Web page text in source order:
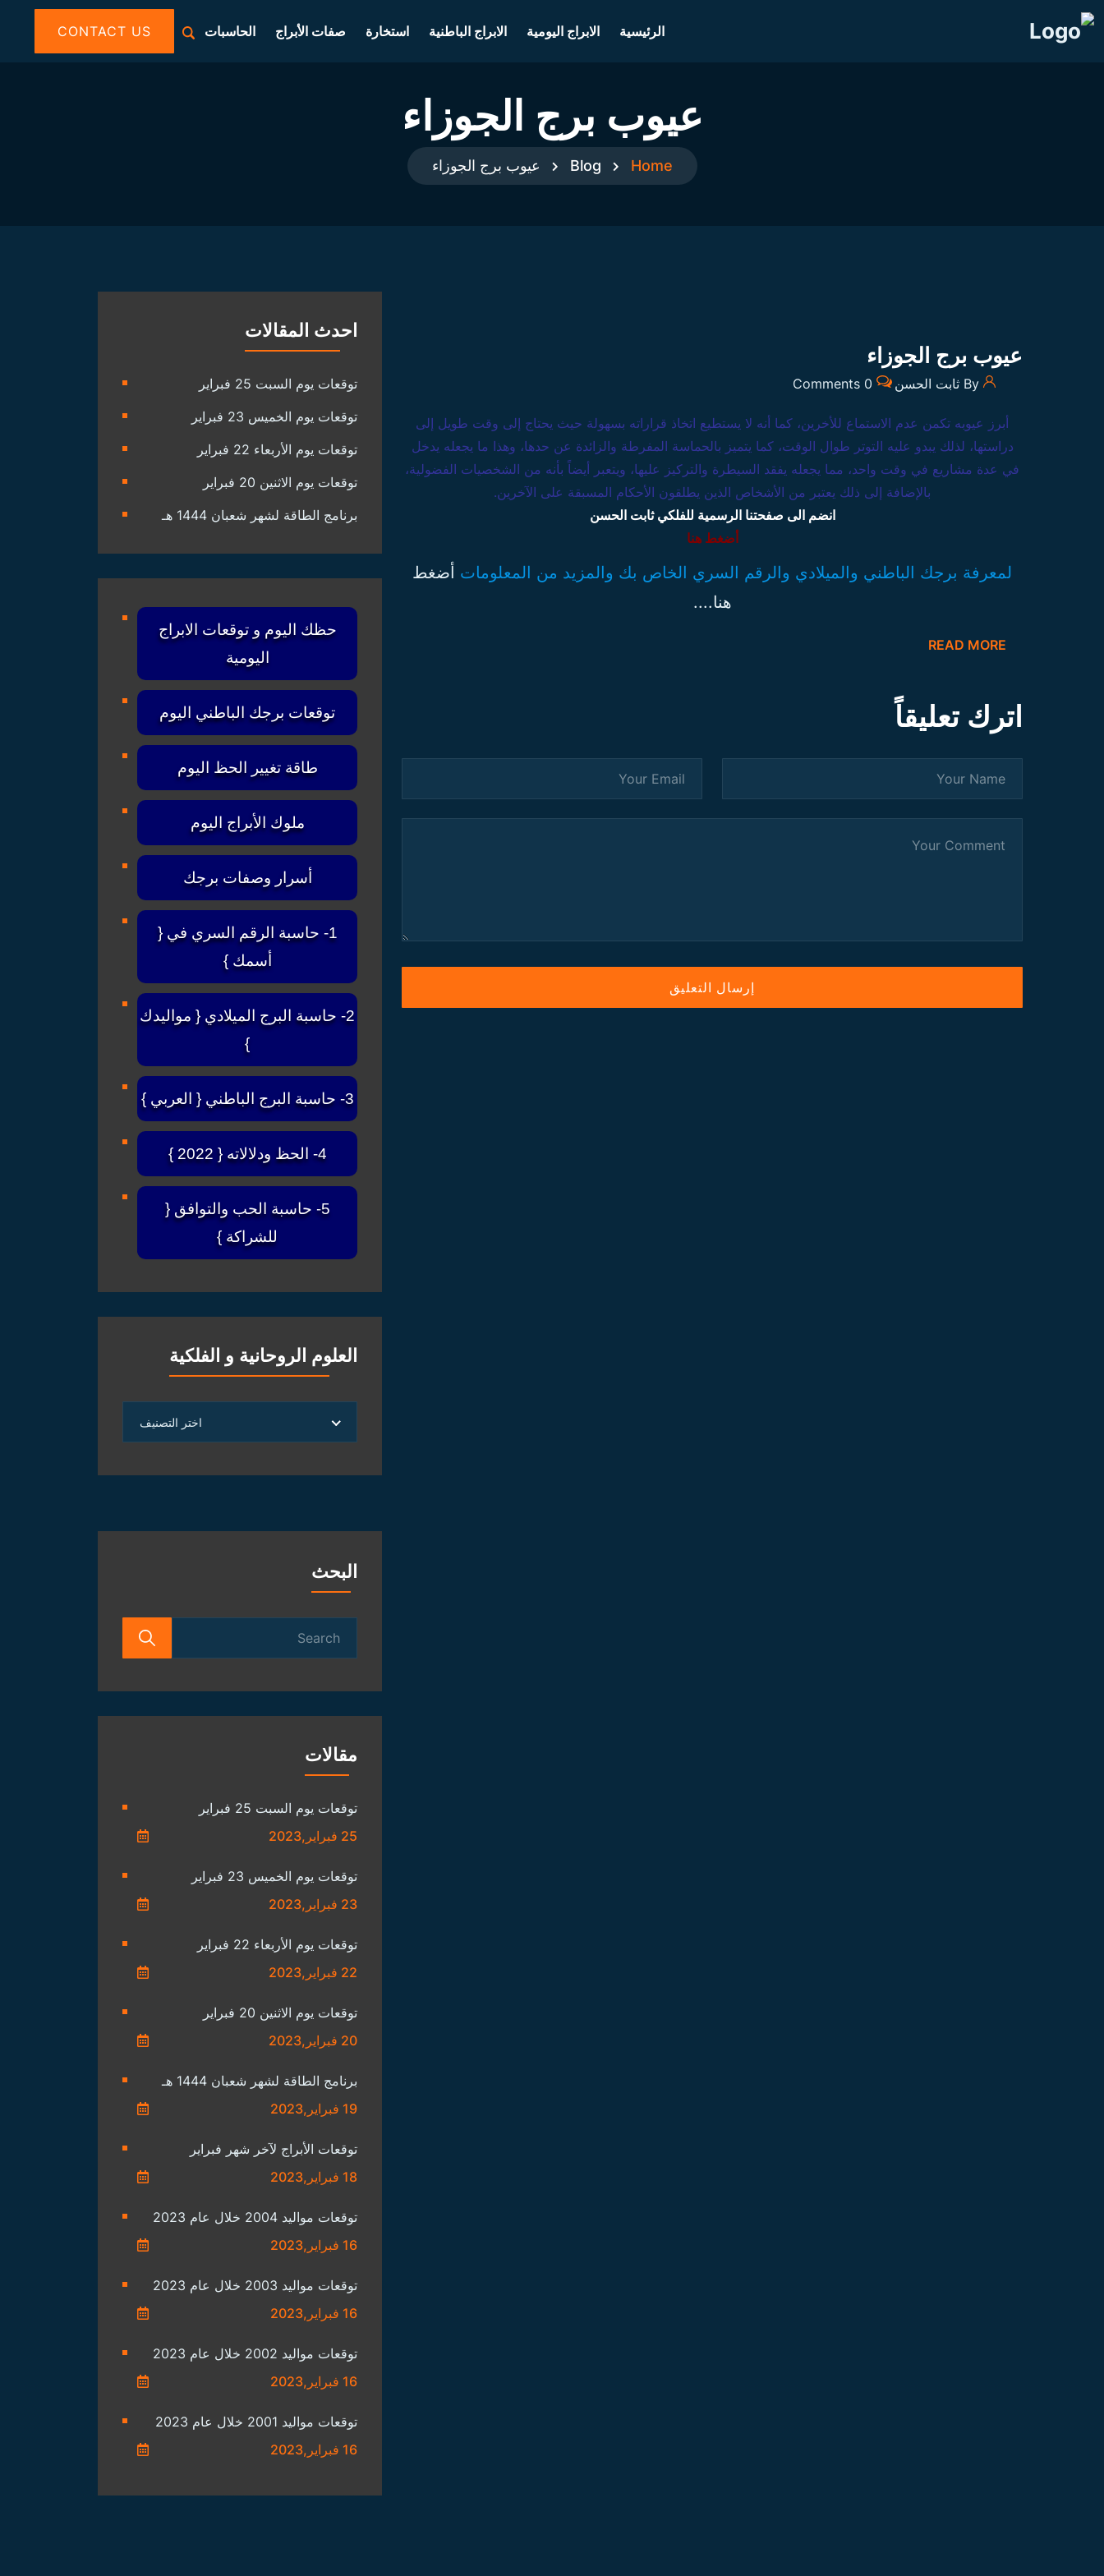
الرئيسية الابراج اليومية الابراج الباطنية استخارة صفات الأبراج الحاسبات CONTACT US
عيوب برج الجوزاء
Home
Blog عيوب برج الجوزاء
عيوب برج الجوزاء
0 Comments
أبرز عيوبه تكمن عدم الاستماع للأخرين، كما أنه لا يستطيع اتخاذ قراراته بسهولة حيث يحتاج إلى وقت طويل إلى
دراستها، لذلك يبدو عليه التوتر طوال الوقت، كما يتميز بالحماسة المفرطة والزائدة عن حدها، وهذا ما يجعله يدخل
في عدة مشاريع في وقت واحد، مما يجعله يفقد السيطرة والتركيز عليها، ويتعبر أيضاً بأنه من الشخصيات الفضولية،
بالإضافة إلى ذلك يعتبر من الأشخاص الذين يطلقون الأحكام المسبقة على الآخرين.
انضم الى صفحتنا الرسمية للفلكي ثابت الحسن
أضغط هنا
لمعرفة برجك الباطني والميلادي والرقم السري الخاص بك والمزيد من المعلومات أضغط
هنا....
READ MORE
اترك تعليقاً
احدث المقالات
توقعات يوم السبت 25 فبراير
توقعات يوم الخميس 23 فبراير
توقعات يوم الأربعاء 22 فبراير
توقعات يوم الاثنين 20 فبراير
برنامج الطاقة لشهر شعبان 1444 هـ
حظك اليوم و توقعات الابراج
اليومية
توقعات برجك الباطني اليوم
طاقة تغيير الحظ اليوم
ملوك الأبراج اليوم
أسرار وصفات برجك
1- حاسبة الرقم السري في {
أسمك }
2- حاسبة البرج الميلادي { مواليدك
}
3- حاسبة البرج الباطني { العربي }
4- الحظ ودلالاته { 2022 }
5- حاسبة الحب والتوافق {
للشراكة }
العلوم الروحانية و الفلكية
الروحانية
الفلكية
اختر التصنيف
البحث
مقالات
توقعات يوم السبت 25 فبراير
25 فبراير,2023
توقعات يوم الخميس 23 فبراير
23 فبراير,2023
توقعات يوم الأربعاء 22 فبراير
22 فبراير,2023
توقعات يوم الاثنين 20 فبراير
20 فبراير,2023
برنامج الطاقة لشهر شعبان 1444 هـ
19 فبراير,2023
توقعات الأبراج لآخر شهر فبراير
18 فبراير,2023
توقعات مواليد 2004 خلال عام 2023
16 فبراير,2023
توقعات مواليد 2003 خلال عام 2023
16 فبراير,2023
توقعات مواليد 2002 خلال عام 2023
16 فبراير,2023
توقعات مواليد 2001 خلال عام 2023
16 فبراير,2023